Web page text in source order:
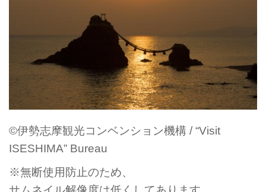
©伊勢志摩観光コンベンション機構 / “Visit
ISESHIMA” Bureau
※無断使用防止のため、